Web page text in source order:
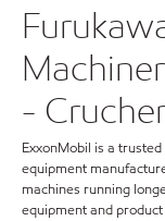
-
ExxonMobil is a
equipment
machines running
equipment and